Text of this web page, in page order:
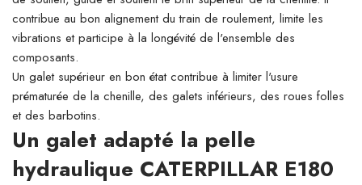
contribue au bon alignement du train de roulement, limite les
vibrations et participe à la longévité de l'ensemble des
composants.
Un galet supérieur en bon état contribue à limiter l'usure
prématurée de la chenille, des galets inférieurs, des roues folles
et des barbotins.
Un galet adapté la pelle
hydraulique CATERPILLAR E180